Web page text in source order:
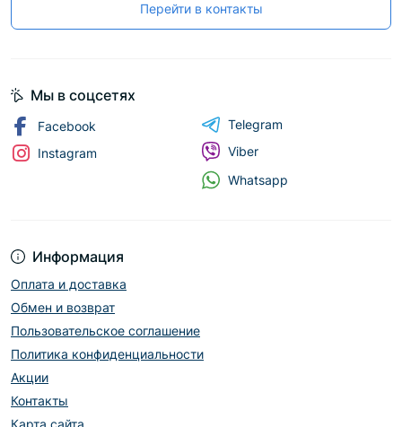
Перейти в контакты
Информация
Оплата и доставка
Обмен и возврат
Пользовательское соглашение
Политика конфиденциальности
Акции
Контакты
Мы в соцсетях
Facebook
Instagram
Telegram
Viber
Whatsapp